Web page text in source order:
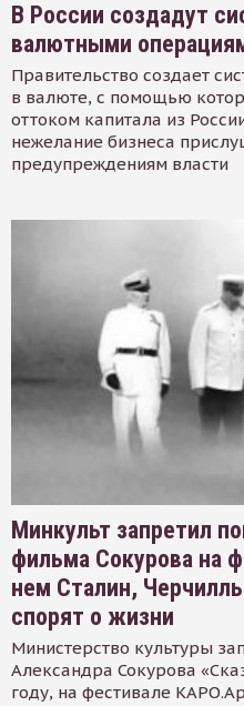
В России создадут
валютными
Правительство создает
в валюте, с помощью
оттоком капитала из
нежелание бизнеса
предупреждениям власти
Минкульт запретил
фильма Сокурова на
нем Сталин,
спорят о жизни
Министерство культуры
Александра Сокурова
году, на фестивале